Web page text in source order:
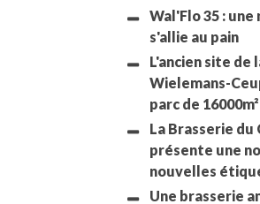
Wal'Flo 35 :
s'allie au pain
L'ancien site de
Wielemans-
parc de 16000m²
La Brasserie
présente une
nouvelles
Une brasserie